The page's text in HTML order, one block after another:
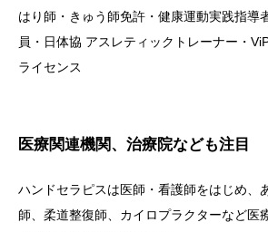
はり師・きゅう師免許・健康運動実践指導
員・日体協 アスレティックトレーナー・
ライセンス
医療関連機関、治療院なども注目
ハンドセラピスは医師・看護師をはじめ、
師、柔道整復師、カイロプラクターなど医